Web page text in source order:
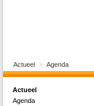
Actueel Agenda
Actueel
Agenda